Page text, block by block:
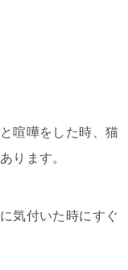
喧嘩をした時、猫
ります。
気付いた時にすぐ